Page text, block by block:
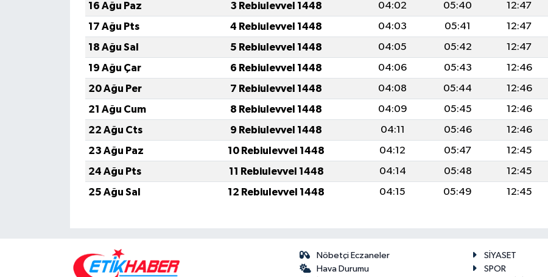
16 Ağu Paz
3 Rebiulevvel 1448 04:02 05:40 12:47
17 Ağu Pts
4 Rebiulevvel 1448 04:03 05:41 12:47
18 Ağu Sal
5 Rebiulevvel 1448 04:05 05:42 12:47
19 Ağu Çar
6 Rebiulevvel 1448 04:06 05:43 12:46
20 Ağu Per
7 Rebiulevvel 1448 04:08 05:44 12:46
21 Ağu Cum
8 Rebiulevvel 1448 04:09 05:45 12:46
22 Ağu Cts
9 Rebiulevvel 1448 04:11 05:46 12:46
23 Ağu Paz
10 Rebiulevvel 1448 04:12 05:47 12:45
24 Ağu Pts
11 Rebiulevvel 1448 04:14 05:48 12:45
25 Ağu Sal
12 Rebiulevvel 1448 04:15 05:49 12:45
Nöbetçi Eczaneler
Hava Durumu
SİYASET
SPOR